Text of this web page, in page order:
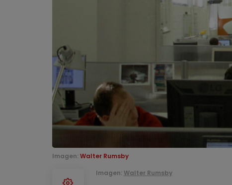
Imagen: Walter Rumsby
Imagen: Walter Rumsby